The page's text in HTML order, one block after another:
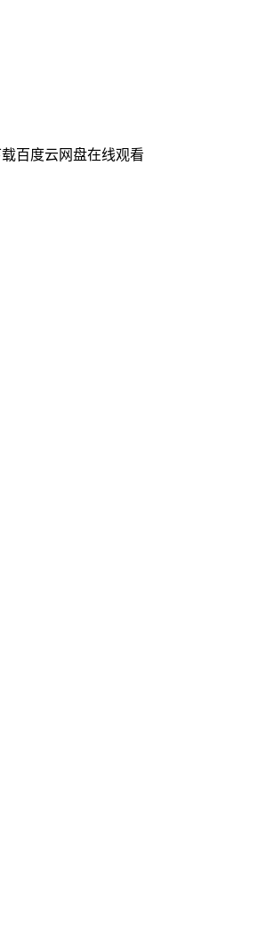
百度云网盘在线观看